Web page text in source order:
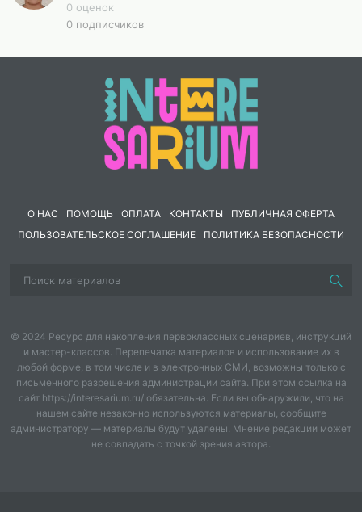
1 ребёнок: Пусть весна повсюду зазвенит,
В марте, первого числа начинается весна.
Мамин день – восьмое марта отмечает детвора.
И от радости сосульки зазвенели под окном.
днем весны.
ПЕСНЯ.
5 ребенок:Пусть солнышко ласково светит, пусть
птицы встречают зарю,
О самой чудесной на свете - о маме моей говорю!
0 оценок
0 подписчиков
О НАС ПОМОЩЬ ОПЛАТА КОНТАКТЫ
ПУБЛИЧНАЯ ОФЕРТА
ПОЛЬЗОВАТЕЛЬСКОЕ СОГЛАШЕНИЕ
ПОЛИТИКА БЕЗОПАСНОСТИ
© 2024 Ресурс для накопления первоклассных сценариев, инструкций
и мастер-классов. Перепечатка материалов и использование их в
любой форме, в том числе и в электронных СМИ, возможны только с
письменного разрешения администрации сайта. При этом ссылка на
сайт https://interesarium.ru/ обязательна. Если вы обнаружили, что на
нашем сайте незаконно используются материалы, сообщите
администратору — материалы будут удалены. Мнение редакции может
не совпадать с точкой зрения автора.